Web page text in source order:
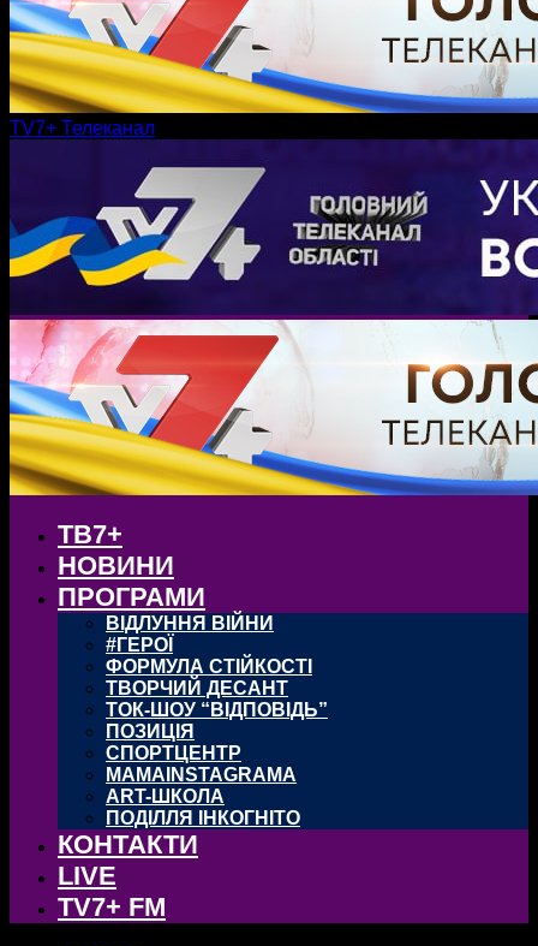
TV7+ Телеканал
ТВ7+
НОВИНИ
ПРОГРАМИ
ВІДЛУННЯ ВІЙНИ
#ГЕРОЇ
ФОРМУЛА СТІЙКОСТІ
ТВОРЧИЙ ДЕСАНТ
ТОК-ШОУ “ВІДПОВІДЬ”
ПОЗИЦІЯ
СПОРТЦЕНТР
MAMAINSTAGRAMA
ART-ШКОЛА
ПОДІЛЛЯ ІНКОГНІТО
КОНТАКТИ
LIVE
TV7+ FM